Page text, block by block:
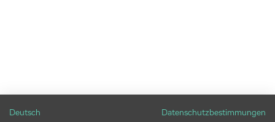
Deutsch
Datenschutzbestimmungen